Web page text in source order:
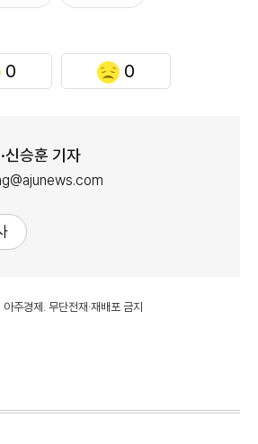
0 0
신승훈 기자
주경제. 무단전재·재배포 금지